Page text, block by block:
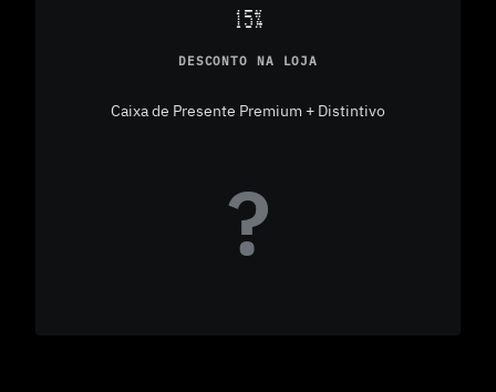
15%
DESCONTO NA LOJA
Caixa de Presente Premium + Distintivo
?